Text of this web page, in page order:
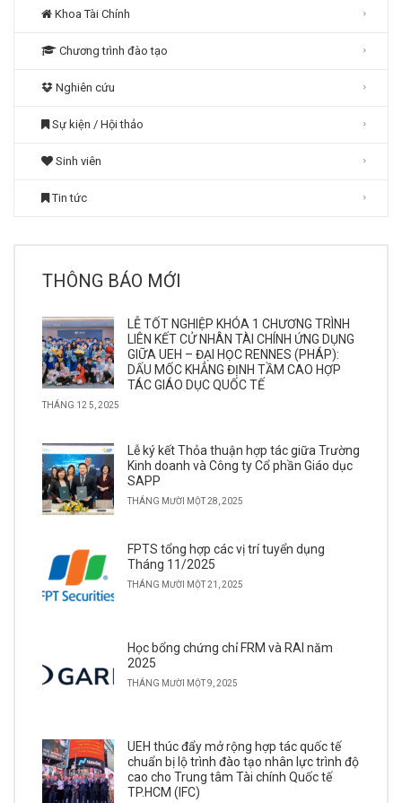
Khoa Tài Chính
Chương trình đào tạo
Nghiên cứu
Sự kiện / Hội thảo
Sinh viên
Tin tức
THÔNG BÁO MỚI
LỄ TỐT NGHIỆP KHÓA 1 CHƯƠNG TRÌNH
LIÊN KẾT CỬ NHÂN TÀI CHÍNH ỨNG DỤNG
GIỮA UEH – ĐẠI HỌC RENNES (PHÁP):
DẤU MỐC KHẲNG ĐỊNH TẦM CAO HỢP
TÁC GIÁO DỤC QUỐC TẾ
THÁNG 12 5, 2025
Lễ ký kết Thỏa thuận hợp tác giữa Trường
Kinh doanh và Công ty Cổ phần Giáo dục
SAPP
THÁNG MƯỜI MỘT 28, 2025
FPTS tổng hợp các vị trí tuyển dụng
Tháng 11/2025
THÁNG MƯỜI MỘT 21, 2025
Học bổng chứng chỉ FRM và RAI năm
2025
THÁNG MƯỜI MỘT 9, 2025
UEH thúc đẩy mở rộng hợp tác quốc tế
chuẩn bị lộ trình đào tạo nhân lực trình độ
cao cho Trung tâm Tài chính Quốc tế
TP.HCM (IFC)